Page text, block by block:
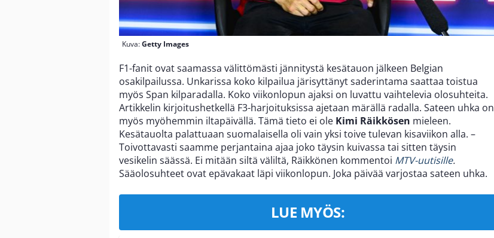
Kuva:Getty Images
F1-fanit ovat saamassa välittömästi jännitystä kesätauon jälkeen Belgian
osakilpailussa. Unkarissa koko kilpailua järisyttänyt saderintama saattaa toistua
myös Span kilparadalla. Koko viikonlopun ajaksi on luvattu vaihtelevia olosuhteita.
Artikkelin kirjoitushetkellä F3-harjoituksissa ajetaan märällä radalla. Sateen uhka on
myös myöhemmin iltapäivällä. Tämä tieto ei ole Kimi Räikkösen mieleen.
Kesätauolta palattuaan suomalaisella oli vain yksi toive tulevan kisaviikon alla. –
Toivottavasti saamme perjantaina ajaa joko täysin kuivassa tai sitten täysin
vesikelin säässä. Ei mitään siltä väliltä, Räikkönen kommentoi MTV-uutisille.
Sääolosuhteet ovat epävakaat läpi viikonlopun. Joka päivää varjostaa sateen uhka.
LUE MYÖS: